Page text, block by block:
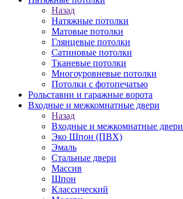
Назад
Натяжные потолки
Матовые потолки
Глянцевые потолки
Сатиновые потолки
Тканевые потолки
Многоуровневые потолки
Потолки с фотопечатью
Рольставни и гаражные ворота
Входные и межкомнатные двери
Назад
Входные и межкомнатные двери
Эко Шпон (ПВХ)
Эмаль
Стальные двери
Массив
Шпон
Классический